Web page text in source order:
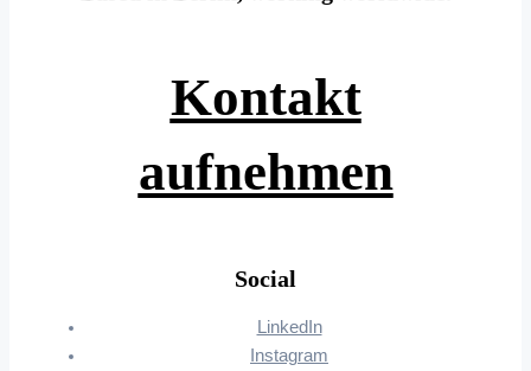
Kontakt
aufnehmen
Social
LinkedIn
Instagram